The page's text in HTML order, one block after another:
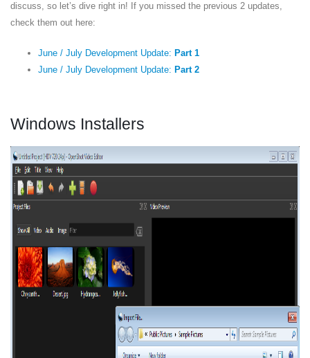
discuss, so let’s dive right in! If you missed the previous 2 updates,
check them out here:
June / July Development Update: Part 1
June / July Development Update: Part 2
Windows Installers